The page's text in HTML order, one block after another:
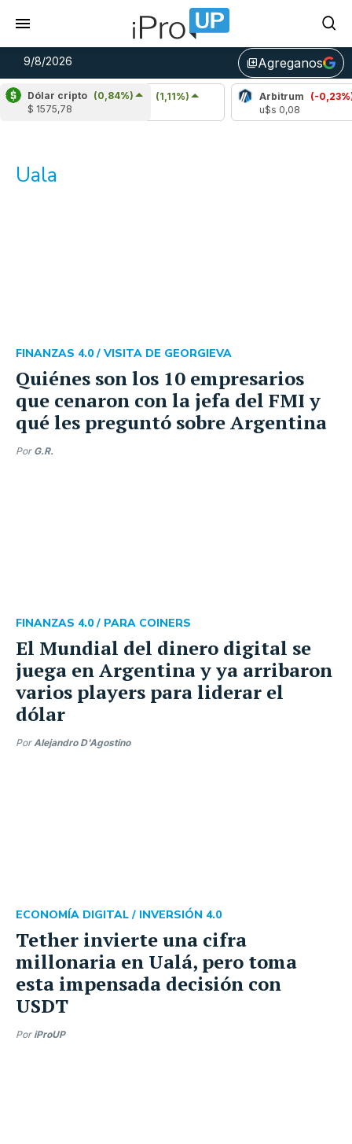
9/8/2026 library_addAgreganos
Dólar cripto (0,84%)
$ 1575,78
Chainlink (1,11%)
u$s 8,29
Arbitrum (-0,23%)
Uala
Quiénes son los 10 empresarios
que cenaron con la jefa del FMI y
qué les preguntó sobre Argentina
FINANZAS 4.0 / VISITA DE GEORGIEVA
Por G.R.
El Mundial del dinero digital se
juega en Argentina y ya arribaron
varios players para liderar el
dólar
FINANZAS 4.0 / PARA COINERS
PorAlejandro D'Agostino
Tether invierte una cifra
millonaria en Ualá, pero toma
esta impensada decisión con
USDT
ECONOMÍA DIGITAL / INVERSIÓN 4.0
Por iProUP